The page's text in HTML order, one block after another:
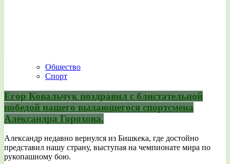
Общество
Спорт
Егор Ковальчук поздравил с блистательной
победой нашего выдающегося спортсмена
Александра Горохова.
Александр недавно вернулся из Бишкека, где достойно
представил нашу страну, выступая на чемпионате мира по
рукопашному бою.